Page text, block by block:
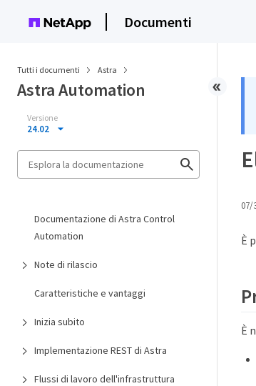
Documenti
Tutti i documenti Astra
Astra Automation
Versione
24.02
Documentazione di Astra Control
Automation
Note di rilascio
Caratteristiche e vantaggi
Inizia subito
Implementazione REST di Astra
Flussi di lavoro dell'infrastruttura
07/
È
È